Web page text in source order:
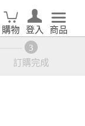
購物 登入 商品
訂購完成